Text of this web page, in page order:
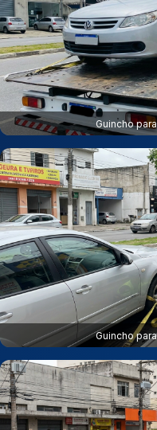
Guincho
Guincho